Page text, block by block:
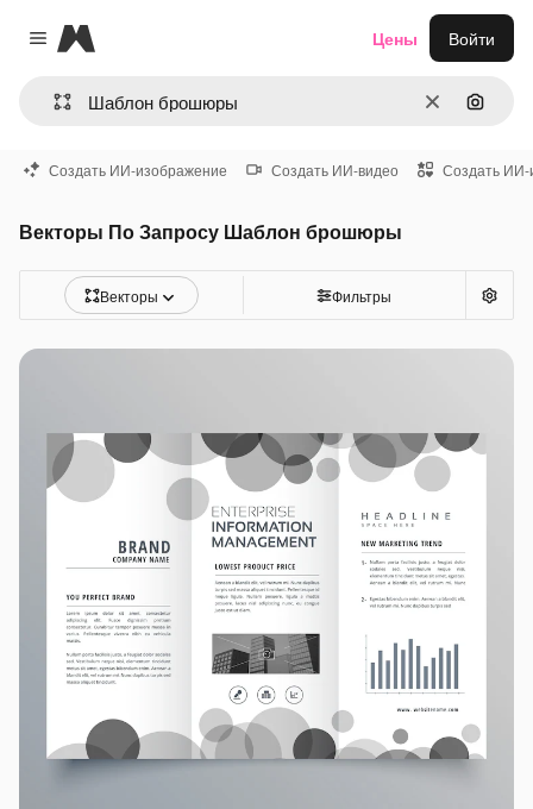
Close menu
Magnific
ОчиститьПоиск
Цены Войти
Создать ИИ-изображение Создать ИИ-видео Создать ИИ-
Векторы По Запросу Шаблон брошюры
Векторы Фильтры